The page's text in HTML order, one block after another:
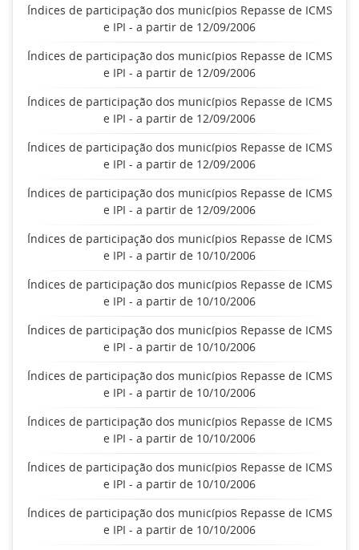
Índices de participação dos municípios Repasse de ICMS
e IPI - a partir de 12/09/2006
Índices de participação dos municípios Repasse de ICMS
e IPI - a partir de 12/09/2006
Índices de participação dos municípios Repasse de ICMS
e IPI - a partir de 12/09/2006
Índices de participação dos municípios Repasse de ICMS
e IPI - a partir de 12/09/2006
Índices de participação dos municípios Repasse de ICMS
e IPI - a partir de 12/09/2006
Índices de participação dos municípios Repasse de ICMS
e IPI - a partir de 10/10/2006
Índices de participação dos municípios Repasse de ICMS
e IPI - a partir de 10/10/2006
Índices de participação dos municípios Repasse de ICMS
e IPI - a partir de 10/10/2006
Índices de participação dos municípios Repasse de ICMS
e IPI - a partir de 10/10/2006
Índices de participação dos municípios Repasse de ICMS
e IPI - a partir de 10/10/2006
Índices de participação dos municípios Repasse de ICMS
e IPI - a partir de 10/10/2006
Índices de participação dos municípios Repasse de ICMS
e IPI - a partir de 10/10/2006